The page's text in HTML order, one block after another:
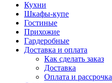
Кухни
Шкафы-купе
Гостиные
Прихожие
Гардеробные
Доставка и оплата
Как сделать заказ
Доставка
Оплата и рассрочка